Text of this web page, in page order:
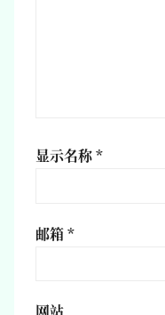
显示名称*
邮箱*